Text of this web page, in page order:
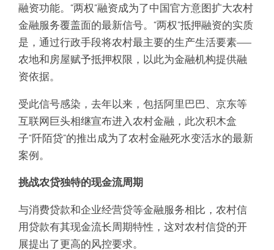
融资功能。“两权”融资成为了中国官方意图扩大农村
金融服务覆盖面的最新信号。“两权”抵押融资的实质
是，通过行政手段将农村最主要的生产生活要素——
农地和房屋赋予抵押权限，以此为金融机构提供融
资依据。
受此信号感染，去年以来，包括阿里巴巴、京东等
互联网巨头相继宣布进入农村金融，此次积木盒
子“阡陌贷”的推出成为了农村金融死水变活水的最新
案例。
挑战农贷独特的现金流周期
与消费贷款和企业经营贷等金融服务相比，农村信
用贷款有其现金流长周期特性，这对农村信贷的开
展提出了更高的风控要求。